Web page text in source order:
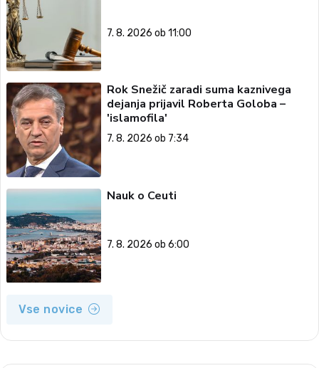
7. 8. 2026 ob 11:00
Rok Snežič zaradi suma kaznivega
dejanja prijavil Roberta Goloba –
'islamofila'
7. 8. 2026 ob 7:34
Nauk o Ceuti
7. 8. 2026 ob 6:00
Vse novice